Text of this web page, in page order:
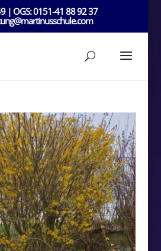
| OGS: 0151-41 88 92 37